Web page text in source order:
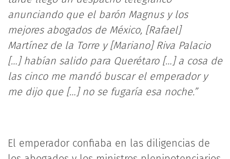
anunciando que el barón Magnus y los
mejores abogados de México, [Rafael]
Martínez de la Torre y [Mariano] Riva Palacio
[…] habían salido para Querétaro […] a cosa de
las cinco me mandó buscar el emperador y
me dijo que […] no se fugaría esa noche.”
El emperador confiaba en las diligencias de